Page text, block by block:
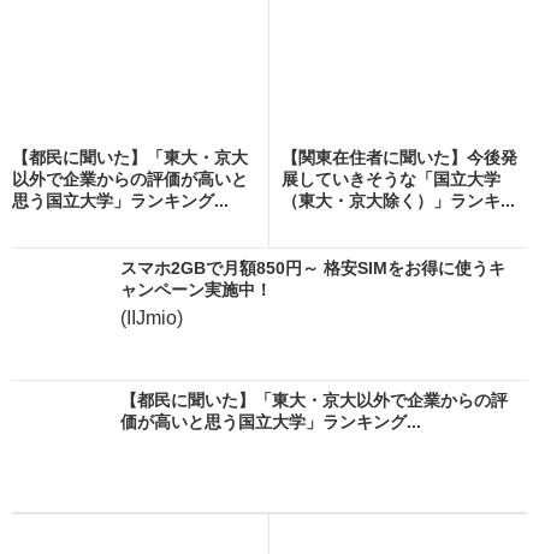
【都民に聞いた】「東大・京大
以外で企業からの評価が高いと
思う国立大学」ランキング...
【関東在住者に聞いた】今後発
展していきそうな「国立大学
（東大・京大除く）」ランキ...
スマホ2GBで月額850円～ 格安SIMをお得に使うキ
ャンペーン実施中！
(IIJmio)
【都民に聞いた】「東大・京大以外で企業からの評
価が高いと思う国立大学」ランキング...